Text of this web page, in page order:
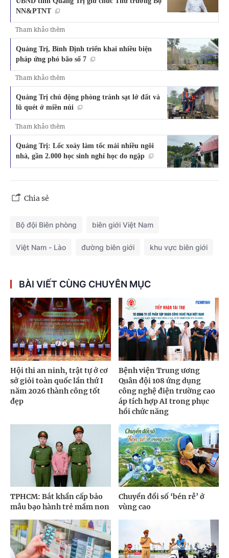
NN&PTNT
Tham khảo thêm
Quảng Trị, Bình Định triển khai nhiều biện
pháp ứng phó bão số 7
Tham khảo thêm
Quảng Trị chủ động phòng tránh sạt lở đất và
lũ quét ở miền núi
Tham khảo thêm
Quảng Trị: Lốc xoáy làm tốc mái nhiều ngôi
nhà, gần 2.000 học sinh nghỉ học do ngập
Chia sẻ
Bộ đội Biên phòng biên giới Việt Nam
Việt Nam - Lào đường biên giới khu vực biên giới
BÀI VIẾT CÙNG CHUYÊN MỤC
Hội thi an ninh, trật tự ở cơ
sở giỏi toàn quốc lần thứ I
năm 2026 thành công tốt
đẹp
Bệnh viện Trung ương
Quân đội 108 ứng dụng
công nghệ điện trường cao
áp tích hợp AI trong phục
hồi chức năng
TPHCM: Bắt khẩn cấp bảo
mẫu bạo hành trẻ mầm non
Chuyển đổi số ‘bén rễ’ ở
vùng cao